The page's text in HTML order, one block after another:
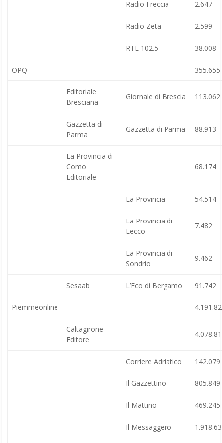
Radio Freccia 2.647
Radio Zeta 2.599
RTL 102.5 38.008
OPQ 355.655
Editoriale
Bresciana
Giornale di Brescia 113.062
Gazzetta di
Parma
Gazzetta di Parma 88.913
La Provincia di
Como
Editoriale
68.174
La Provincia 54.514
La Provincia di
Lecco
7.482
La Provincia di
Sondrio
9.462
Sesaab L’Eco di Bergamo 91.742
Piemmeonline
Caltagirone
Editore
Corriere Adriatico 142.079
Il Gazzettino 805.849
Il Mattino 469.245
Il Messaggero